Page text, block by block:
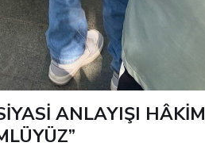
ANLAYIŞI HÂKİM